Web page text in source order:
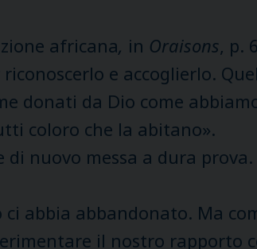
africana, in Oraisons, p.
e accoglierlo.
donati da Dio come
coloro che la abitano».
nuovo messa a dura
abbia abbandonato. Ma
il nostro rapporto